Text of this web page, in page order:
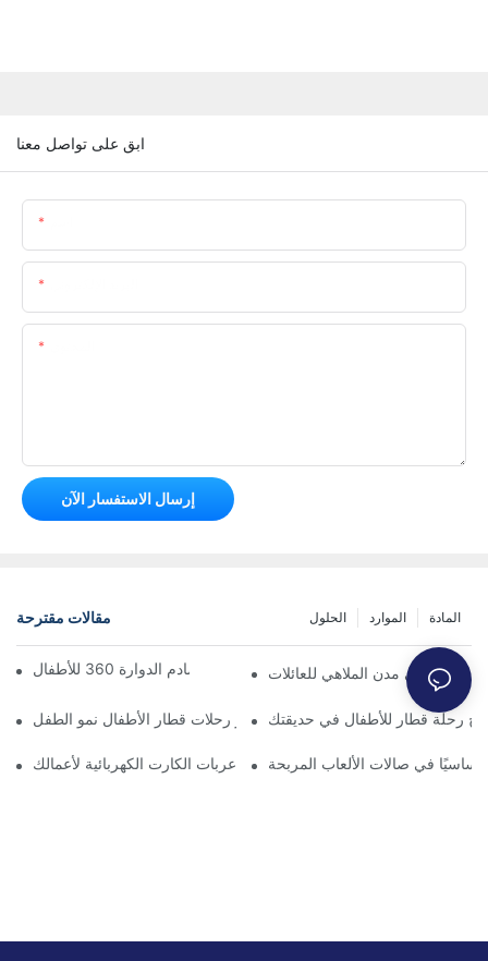
ابق على تواصل معنا
إرسال الاستفسار الآن
مقالات مقترحة المادة الموارد الحلول
الدليل الشامل لسيارات التصادم الدوارة 360 للأطفالالقطار في مدن الملاهي للعائلات
كيف تُعزز رحلات قطار الأطفال نمو الطفلرحلة قطار للأطفال في حديقتك
صيانة منخفضة مقابل متعة عالية: اختيار عربات الكارت الكهربائية لأعمالك
أساسيًا في صالات الألعاب المربحة